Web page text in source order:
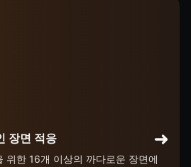
장면 적응
위한 16개 이상의 까다로운 장면에